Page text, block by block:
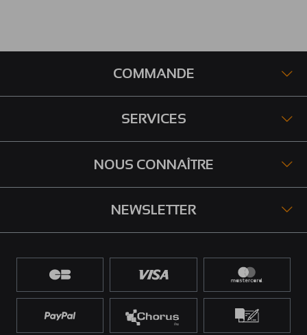
COMMANDE
SERVICES
NOUS CONNAÎTRE
NEWSLETTER